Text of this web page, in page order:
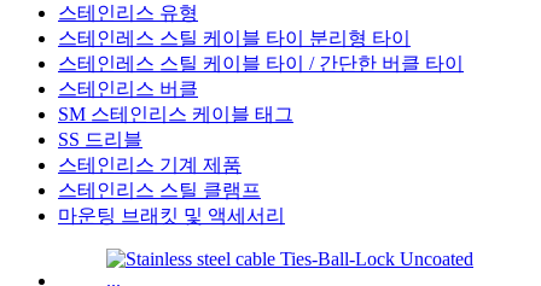
스테인리스 유형
스테인레스 스틸 케이블 타이 분리형 타이
스테인레스 스틸 케이블 타이 / 간단한 버클 타이
스테인리스 버클
SM 스테인리스 케이블 태그
SS 드리블
스테인리스 기계 제품
스테인리스 스틸 클램프
마운팅 브래킷 및 액세서리